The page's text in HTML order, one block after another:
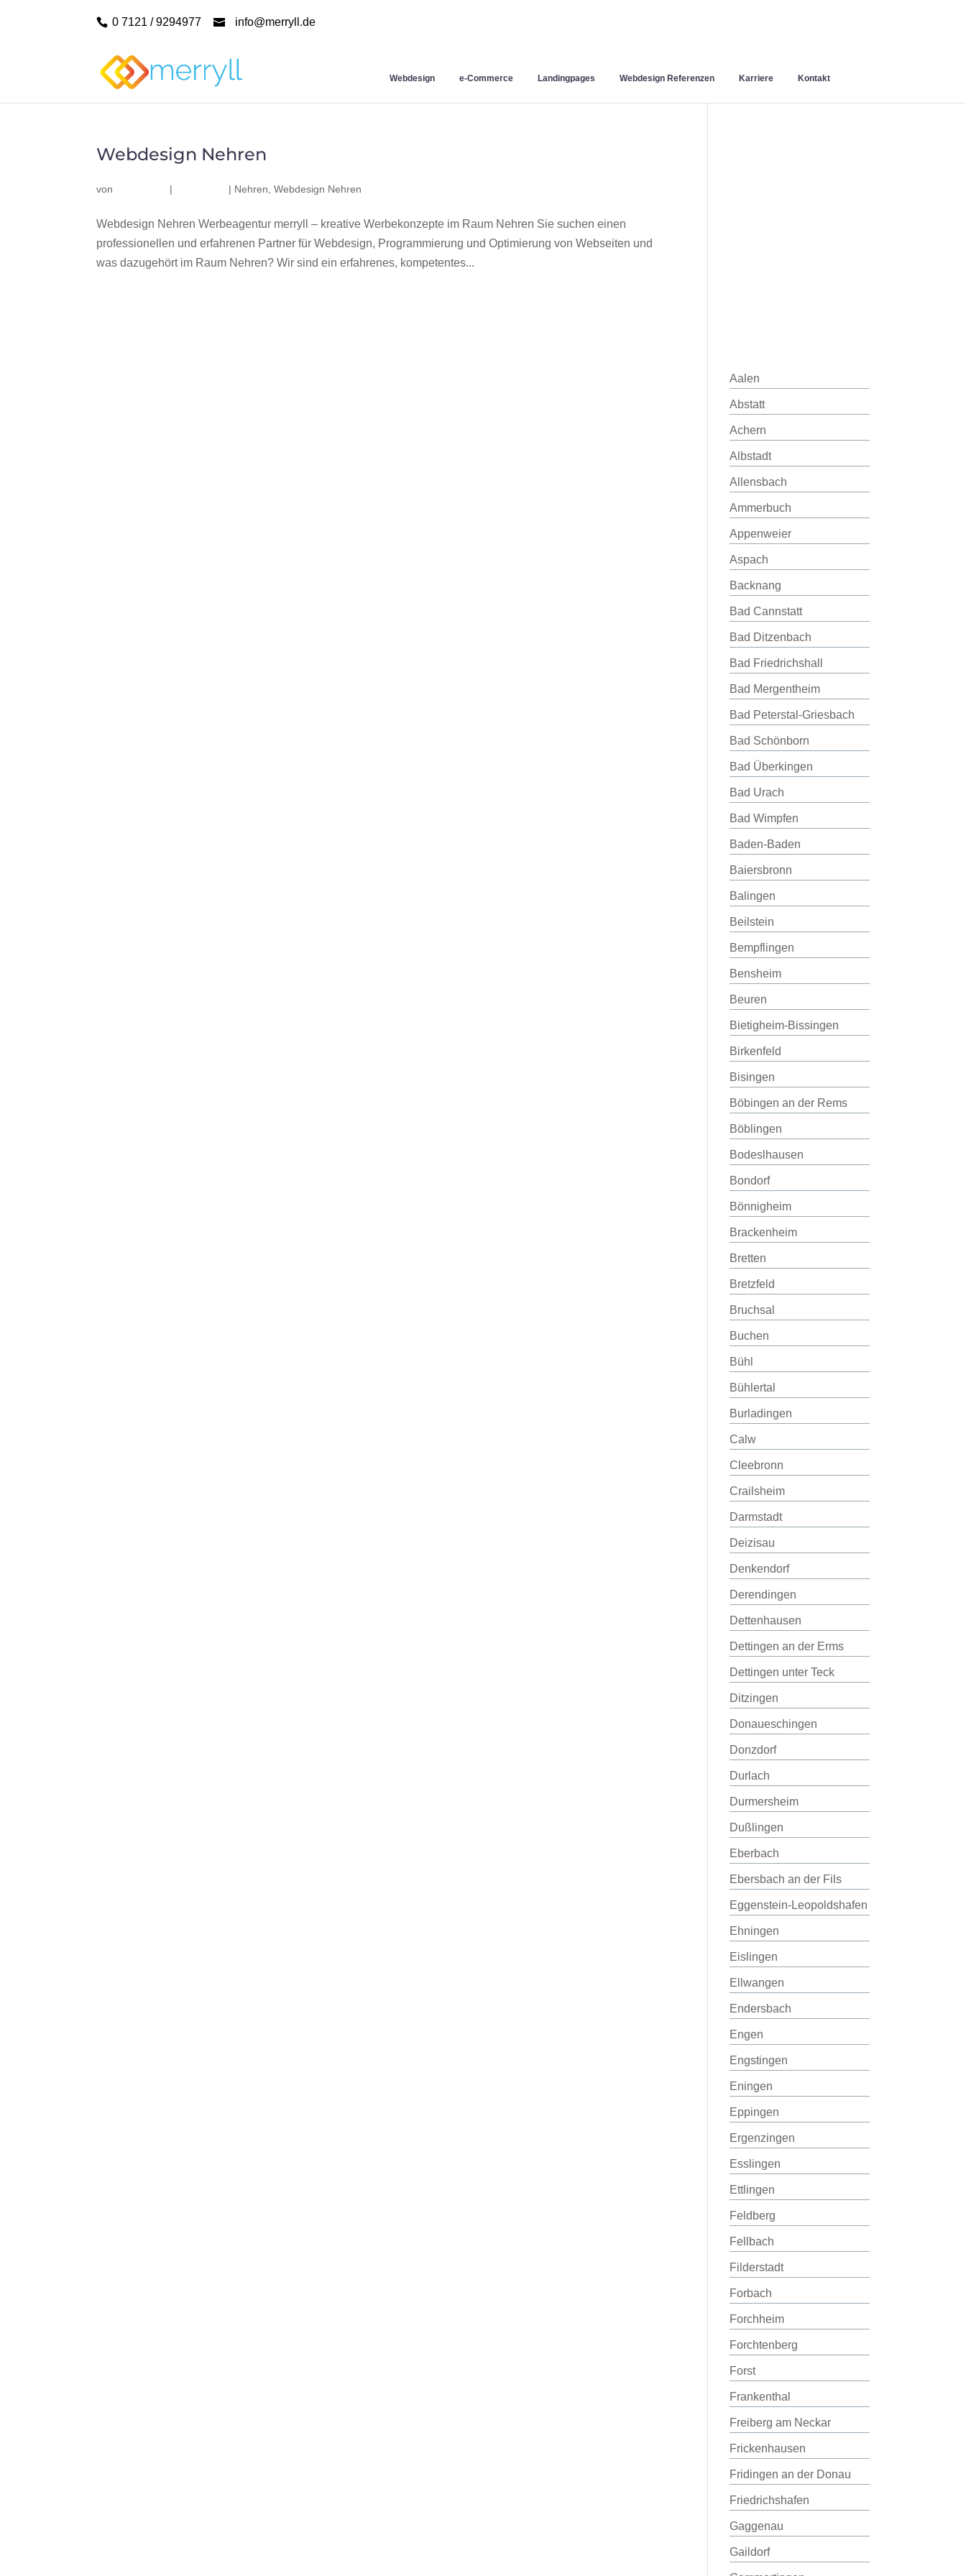
0 7121 / 9294977 info@merryll.de
Webdesign e-Commerce Landingpages Webdesign Referenzen Karriere Kontakt
Webdesign Nehren
von | | Nehren ,Webdesign Nehren
Webdesign Nehren Werbeagentur merryll – kreative Werbekonzepte im Raum Nehren Sie suchen einen
professionellen und erfahrenen Partner für Webdesign, Programmierung und Optimierung von Webseiten und
was dazugehört im Raum Nehren? Wir sind ein erfahrenes, kompetentes...
Aalen
Abstatt
Achern
Albstadt
Allensbach
Ammerbuch
Appenweier
Aspach
Backnang
Bad Cannstatt
Bad Ditzenbach
Bad Friedrichshall
Bad Mergentheim
Bad Peterstal-Griesbach
Bad Schönborn
Bad Überkingen
Bad Urach
Bad Wimpfen
Baden-Baden
Baiersbronn
Balingen
Beilstein
Bempflingen
Bensheim
Beuren
Bietigheim-Bissingen
Birkenfeld
Bisingen
Böbingen an der Rems
Böblingen
Bodeslhausen
Bondorf
Bönnigheim
Brackenheim
Bretten
Bretzfeld
Bruchsal
Buchen
Bühl
Bühlertal
Burladingen
Calw
Cleebronn
Crailsheim
Darmstadt
Deizisau
Denkendorf
Derendingen
Dettenhausen
Dettingen an der Erms
Dettingen unter Teck
Ditzingen
Donaueschingen
Donzdorf
Durlach
Durmersheim
Dußlingen
Eberbach
Ebersbach an der Fils
Eggenstein-Leopoldshafen
Ehningen
Eislingen
Ellwangen
Endersbach
Engen
Engstingen
Eningen
Eppingen
Ergenzingen
Esslingen
Ettlingen
Feldberg
Fellbach
Filderstadt
Forbach
Forchheim
Forchtenberg
Forst
Frankenthal
Freiberg am Neckar
Frickenhausen
Fridingen an der Donau
Friedrichshafen
Gaggenau
Gaildorf